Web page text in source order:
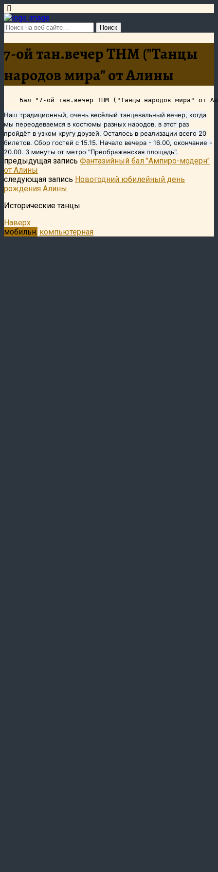
7-ой тан.вечер ТНМ ("Танцы
народов мира" от Алины
Наш традиционный, очень весёлый танцевальный вечер, когда
мы переодеваемся в костюмы разных народов, в этот раз
пройдёт в узком кругу друзей. Осталось в реализации всего 20
билетов. Сбор гостей с 15.15. Начало вечера - 16.00, окончание -
20.00. 3 минуты от метро "Преображенская площадь".
предыдущая запись Фантазийный бал "Ампиро-модерн"
от Алины
следующая запись Новогодний юбилейный день
рождения Алины.
Исторические танцы
Наверх
мобильн. компьютерная